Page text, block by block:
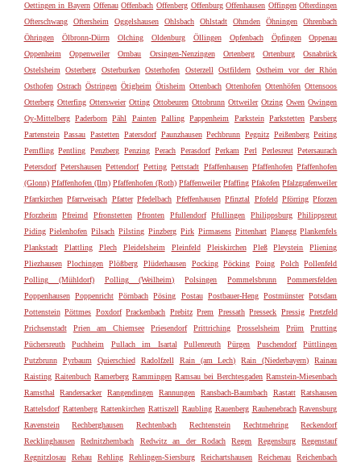
Oettingen in Bayern Offenau Offenbach Offenberg Offenburg Offenhausen Offingen Ofterdingen
Ofterschwang
Oftersheim Oggelshausen Ohlsbach Ohlstadt Ohmden Öhningen
Ohrenbach
Öhringen
Ölbronn-Dürrn Olching Oldenburg Öllingen Opfenbach Öpfingen
Oppenau
Oppenheim
Oppenweiler Ornbau Orsingen-Nenzingen Ortenberg Ortenburg
Osnabrück
Ostelsheim
Osterberg Osterburken Osterhofen Osterzell Ostfildern
Ostheim vor der Rhön
Osthofen Ostrach Östringen Ötigheim Ötisheim Ottenbach Ottenhofen Ottenhöfen Ottensoos
Otterberg Otterfing Ottersweier Otting Ottobeuren Ottobrunn Ottweiler Otzing Owen Owingen
Oy-Mittelberg Paderborn Pähl Painten Palling Pappenheim Parkstein Parkstetten Parsberg
Partenstein Passau Pastetten Patersdorf Paunzhausen Pechbrunn Pegnitz Peißenberg Peiting
Pemfling Pentling Penzberg Penzing Perach Perasdorf Perkam Perl Perlesreut Petersaurach
Petersdorf Petershausen Pettendorf Petting Pettstadt Pfaffenhausen Pfaffenhofen Pfaffenhofen
(Glonn) Pfaffenhofen (Ilm) Pfaffenhofen (Roth) Pfaffenweiler Pfaffing Pfakofen Pfalzgrafenweiler
Pfarrkirchen Pfarrweisach Pfatter Pfedelbach Pfeffenhausen Pfinztal Pfofeld Pförring Pforzen
Pforzheim
Pfreimd Pfronstetten Pfronten Pfullendorf Pfullingen Philippsburg Philippsreut
Piding Pielenhofen Pilsach Pilsting Pinzberg Pirk Pirmasens Pittenhart Planegg Plankenfels
Plankstadt
Plattling Plech Pleidelsheim Pleinfeld Pleiskirchen Pleß Pleystein
Pliening
Pliezhausen
Plochingen Plößberg Plüderhausen Pocking Pöcking Poing Polch
Pollenfeld
Polling (Mühldorf)
Polling (Weilheim) Polsingen Pommelsbrunn
Pommersfelden
Poppenhausen Poppenricht Pörnbach Pösing Postau Postbauer-Heng Postmünster Potsdam
Pottenstein Pöttmes Poxdorf Prackenbach Prebitz Prem Pressath Presseck Pressig Pretzfeld
Prichsenstadt
Prien am Chiemsee Priesendorf Prittriching Prosselsheim Prüm
Prutting
Püchersreuth
Puchheim Pullach im Isartal Pullenreuth Pürgen Puschendorf
Püttlingen
Putzbrunn
Pyrbaum Quierschied Radolfzell Rain (am Lech) Rain (Niederbayern)
Rainau
Raisting Raitenbuch Ramerberg Rammingen Ramsau bei Berchtesgaden Ramstein-Miesenbach
Ramsthal
Randersacker Rangendingen Rannungen Ransbach-Baumbach Rastatt
Ratshausen
Rattelsdorf Rattenberg Rattenkirchen Rattiszell Raubling Rauenberg Rauhenebrach Ravensburg
Ravenstein
Rechberghausen Rechtenbach Rechtenstein Rechtmehring
Reckendorf
Recklinghausen
Rednitzhembach Redwitz an der Rodach Regen Regensburg
Regenstauf
Regnitzlosau
Rehau Rehling Rehlingen-Siersburg Reichartshausen Reichenau
Reichenbach